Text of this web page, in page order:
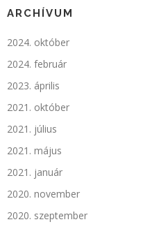
ARCHÍVUM
2024. október
2024. február
2023. április
2021. október
2021. július
2021. május
2021. január
2020. november
2020. szeptember